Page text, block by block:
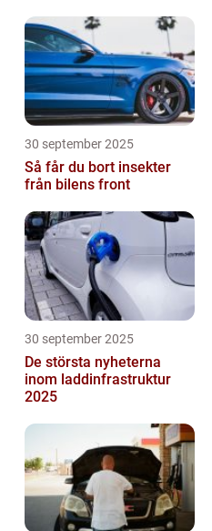
30 september 2025
Så får du bort insekter
från bilens front
30 september 2025
De största nyheterna
inom laddinfrastruktur
2025